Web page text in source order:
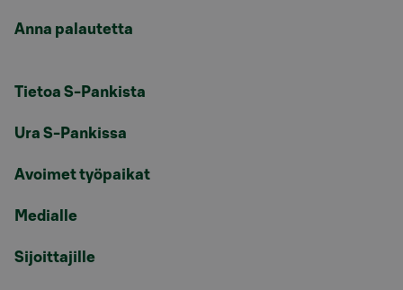
Anna palautetta
Tietoa S-Pankista
Ura S-Pankissa
Avoimet työpaikat
Medialle
Sijoittajille